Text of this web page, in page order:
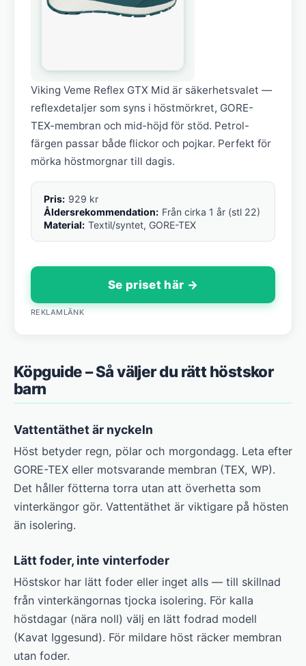
Viking Veme Reflex GTX Mid är säkerhetsvalet —
reflexdetaljer som syns i höstmörkret, GORE-
TEX-membran och mid-höjd för stöd. Petrol-
färgen passar både flickor och pojkar. Perfekt för
mörka höstmorgnar till dagis.
Pris: 929 kr
Åldersrekommendation: Från cirka 1 år (stl 22)
Material: Textil/syntet, GORE-TEX
Se priset här →
REKLAMLÄNK
Köpguide – Så väljer du rätt höstskor
barn
Vattentäthet är nyckeln
Höst betyder regn, pölar och morgondagg. Leta efter
GORE-TEX eller motsvarande membran (TEX, WP).
Det håller fötterna torra utan att överhetta som
vinterkängor gör. Vattentäthet är viktigare på hösten
än isolering.
Lätt foder, inte vinterfoder
Höstskor har lätt foder eller inget alls — till skillnad
från vinterkängornas tjocka isolering. För kalla
höstdagar (nära noll) välj en lätt fodrad modell
(Kavat Iggesund). För mildare höst räcker membran
utan foder.